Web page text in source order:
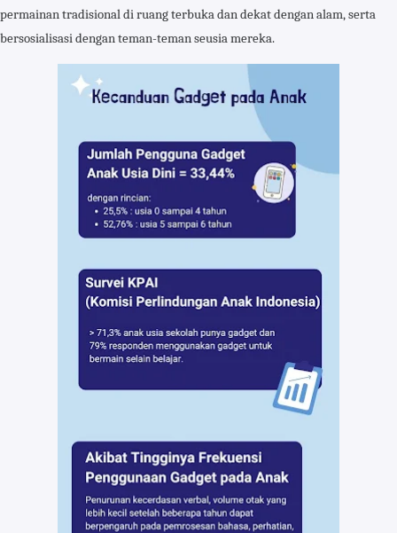
permainan tradisional di ruang terbuka dan dekat dengan alam, serta
bersosialisasi dengan teman-teman seusia mereka.